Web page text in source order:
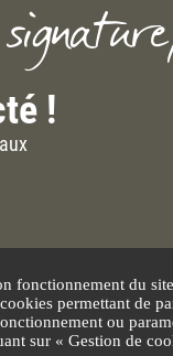
!
fonctionnement du
permettant de
ou
sur « Gestion de